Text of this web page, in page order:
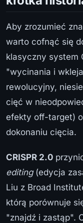
Aby zrozumieć
warto cofnąć się
klasyczny system
"wycinania i
rewolucyjny,
cięć w
efekty off-target)
dokonaniu cięcia.
CRISPR 2.0
editing(edycja
Liu z Broad
którą porównuje
"znajdź i zastąp".